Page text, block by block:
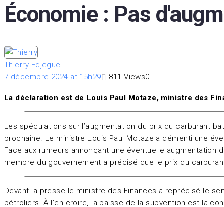
Économie : Pas
Thierry Edjegue
7 décembre 2024 at 15h29
811 Views0
La déclaration est de Louis Paul Motaze, ministre des
Les spéculations sur l’augmentation du prix du carburant
prochaine. Le ministre Louis Paul Motaze a démenti une
Face aux rumeurs annonçant une éventuelle augmentation
membre du gouvernement a précisé que le prix du
Devant la presse le ministre des Finances a reprécisé le
pétroliers. À l’en croire, la baisse de la subvention est la